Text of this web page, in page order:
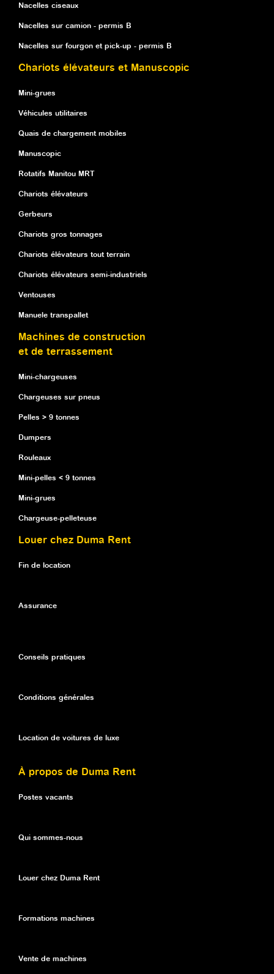
Nacelles ciseaux
Nacelles sur camion - permis B
Nacelles sur fourgon et pick-up - permis B
Chariots élévateurs et Manuscopic
Mini-grues
Véhicules utilitaires
Quais de chargement mobiles
Manuscopic
Rotatifs Manitou MRT
Chariots élévateurs
Gerbeurs
Chariots gros tonnages
Chariots élévateurs tout terrain
Chariots élévateurs semi-industriels
Ventouses
Manuele transpallet
Machines de construction
et de terrassement
Mini-chargeuses
Chargeuses sur pneus
Pelles > 9 tonnes
Dumpers
Rouleaux
Mini-pelles < 9 tonnes
Mini-grues
Chargeuse-pelleteuse
Louer chez Duma Rent
Fin de location
Assurance
Conseils pratiques
Conditions générales
Location de voitures de luxe
À propos de Duma Rent
Postes vacants
Qui sommes-nous
Louer chez Duma Rent
Formations machines
Vente de machines